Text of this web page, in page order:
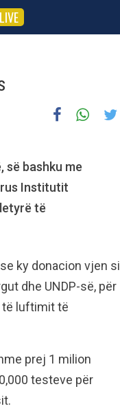
së bashku me
Institutit
të
ky donacion vjen si
dhe UNDP-së, për
të luftimit të
prej 1 milion
testeve për